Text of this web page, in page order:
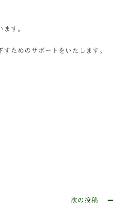
す。
ためのサポートをいたします。
次の投稿